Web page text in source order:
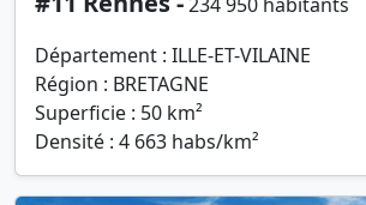
Département : ILLE-ET-VILAINE
Région : BRETAGNE
Superficie : 50 km²
Densité : 4 663 habs/km²